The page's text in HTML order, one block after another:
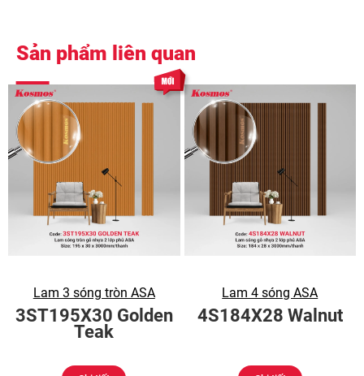
Sản phẩm liên quan
Lam 3 sóng tròn ASA
3ST195X30 Golden
Teak
Lam 4 sóng ASA
4S184X28 Walnut